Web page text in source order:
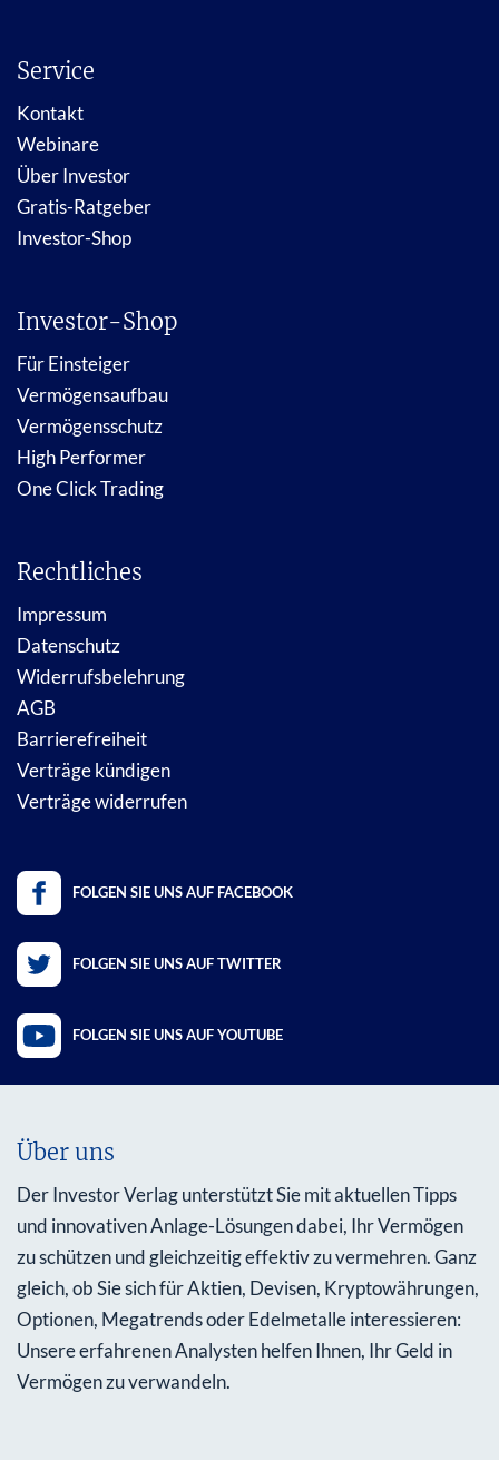
Service
Kontakt
Webinare
Über Investor
Gratis-Ratgeber
Investor-Shop
Investor-Shop
Für Einsteiger
Vermögensaufbau
Vermögensschutz
High Performer
One Click Trading
Rechtliches
Impressum
Datenschutz
Widerrufsbelehrung
AGB
Barrierefreiheit
Verträge kündigen
Verträge widerrufen
FOLGEN SIE UNS AUF FACEBOOK
FOLGEN SIE UNS AUF TWITTER
FOLGEN SIE UNS AUF YOUTUBE
Über uns
Der Investor Verlag unterstützt Sie mit aktuellen Tipps
und innovativen Anlage-Lösungen dabei, Ihr Vermögen
zu schützen und gleichzeitig effektiv zu vermehren. Ganz
gleich, ob Sie sich für Aktien, Devisen, Kryptowährungen,
Optionen, Megatrends oder Edelmetalle interessieren:
Unsere erfahrenen Analysten helfen Ihnen, Ihr Geld in
Vermögen zu verwandeln.